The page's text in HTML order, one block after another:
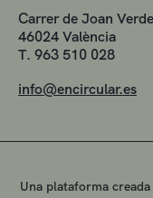
Carrer de Joan
46024 València
T. 963 510 028
info@encircular.es
Una plataforma